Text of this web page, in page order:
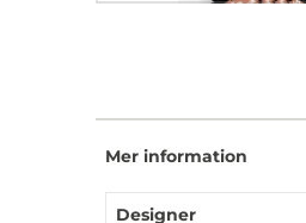
Mer information
Designer